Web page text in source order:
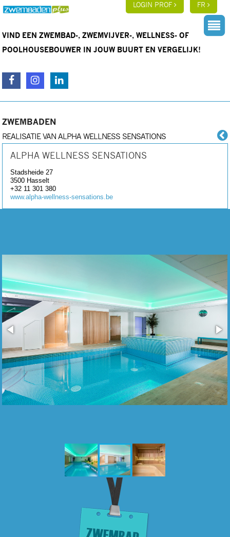
LOGIN PROF FR
VIND EEN ZWEMBAD-, ZWEMVIJVER-, WELLNESS- OF
POOLHOUSEBOUWER IN JOUW BUURT EN VERGELIJK!
ZWEMBADEN
REALISATIE VAN ALPHA WELLNESS SENSATIONS
ALPHA WELLNESS SENSATIONS
Stadsheide 27
3500 Hasselt
+32 11 301 380
www.alpha-wellness-sensations.be